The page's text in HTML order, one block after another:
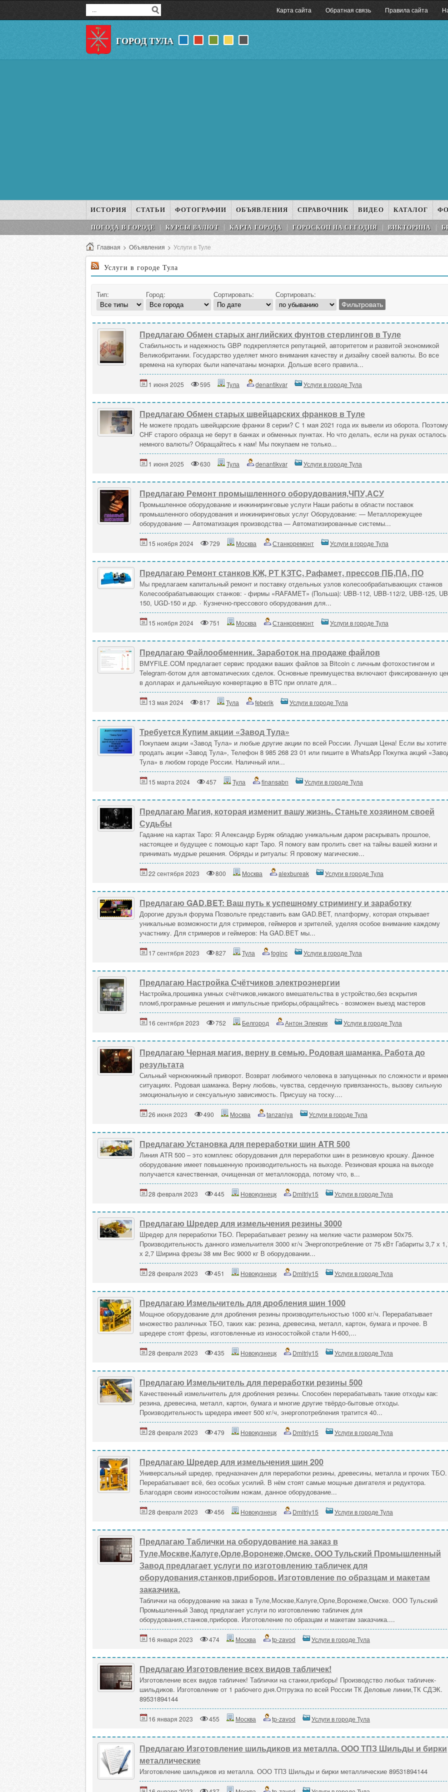
Карта сайта Обратная связь Правила сайта
ГОРОД ТУЛА
ИСТОРИЯ СТАТЬИ ФОТОГРАФИИ ОБЪЯВЛЕНИЯ СПРАВОЧНИК ВИДЕО КАТАЛОГ
ПОГОДА В ГОРОДЕ КУРСЫ ВАЛЮТ КАРТА ГОРОДА ГОРОСКОП НA СEГОДНЯ ВИКТОРИНА
Главная > Объявления > Услуги в Туле
Услуги в городе Тула
Тип: Город: Сортировать: Сортировать:
Предлагаю Обмен старых английских фунтов стерлингов в Туле
Стабильность и надежность GBP подкрепляется репутацией, авторитетом и развитой экономикой
Великобритании. Государство уделяет много внимания качеству и дизайну своей валюты. Во все
времена на купюрах были напечатаны монархи. Дольше всего правила...
1 июня 2025 595 Тула denantikvar Услуги в городе Тула
Предлагаю Обмен старых швейцарских франков в Туле
Не можете продать швейцарские франки 8 серии? С 1 мая 2021 года их вывели из оборота. Поэтому
CHF старого образца не берут в банках и обменных пунктах. Но что делать, если на руках осталось
немного валюты? Обращайтесь к нам! Мы покупаем не только...
1 июня 2025 630 Тула denantikvar Услуги в городе Тула
Предлагаю Ремонт промышленного оборудования,ЧПУ,АСУ
Промышленное оборудование и инжиниринговые услуги Наши работы в области поставок
промышленного оборудования и инжиниринговых услуг Оборудование: — Металлорежущее
оборудование — Автоматизация производства — Автоматизированные системы...
15 ноября 2024 729 Москва Станкоремонт Услуги в городе Тула
Предлагаю Ремонт станков КЖ, РТ КЗТС, Рафамет, прессов ПБ,ПА, ПО
Мы предлагаем капитальный ремонт и поставку отдельных узлов колесообрабатывающих станков
Колесообрабатывающих станков: - фирмы «RAFAMET» (Польша): UBB-112, UBB-112/2, UBB-125,
150, UGD-150 и др. · Кузнечно-прессового оборудования для...
15 ноября 2024 751 Москва Станкоремонт Услуги в городе Тула
Предлагаю Файлообменник. Заработок на продаже файлов
BMYFILE.COM предлагает сервис продажи ваших файлов за Bitcoin с личным фотохостингом и
Telegram-ботом для автоматических сделок. Основные преимущества включают фиксированную
в долларах и дальнейшую конвертацию в BTC при оплате для...
13 мая 2024 817 Тула feberik Услуги в городе Тула
Требуется Купим акции «Завод Тула»
Покупаем акции «Завод Тула» и любые другие акции по всей России. Лучшая Цена! Если вы хотите
продать акции «Завод Тула», Телефон 8 985 268 23 01 или пишите в WhatsApp Покупка акций
Тула» в любом городе России. Наличный или...
15 марта 2024 457 Тула finansabn Услуги в городе Тула
Предлагаю Магия, которая изменит вашу жизнь. Станьте хозяином своей
Судьбы
Гадание на картах Таро: Я Александр Буряк обладаю уникальным даром раскрывать прошлое,
настоящее и будущее с помощью карт Таро. Я помогу вам пролить свет на тайны вашей жизни и
принимать мудрые решения. Обряды и ритуалы: Я провожу магические...
22 сентября 2023 800 Москва alexbureak Услуги в городе Тула
Предлагаю GAD.BET: Ваш путь к успешному стримингу и заработку
Дорогие друзья форума Позвольте представить вам GAD.BET, платформу, которая открывает
уникальные возможности для стримеров, геймеров и зрителей, уделяя особое внимание каждому
участнику. Для стримеров и геймеров: На GAD.BET мы...
17 сентября 2023 827 Тула foginc Услуги в городе Тула
Предлагаю Настройка Счётчиков электроэнергии
Настройка,прошивка умных счётчиков,никакого вмешательства в устройство,без вскрытия
пломб,програмные решения и импульсные приборы,обращайтесь - возможен выезд мастеров
16 сентября 2023 752 Белгород Антон Элекрик Услуги в городе Тула
Предлагаю Черная магия, верну в семью. Родовая шаманка. Работа до
результата
Сильный чернокнижный приворот. Возврат любимого человека в запущенных по сложности и
ситуациях. Родовая шаманка. Верну любовь, чувства, сердечную привязанность, вызову сильную
эмоциональную и сексуальную зависимость. Присушу на тоску....
26 июня 2023 490 Москва tanzaniya Услуги в городе Тула
Предлагаю Установка для переработки шин ATR 500
Линия ATR 500 – это комплекс оборудования для переработки шин в резиновую крошку. Данное
оборудование имеет повышенную производительность на выходе. Резиновая крошка на выходе
получается качественная, очищенная от металлокорда, потому что, в...
28 февраля 2023 445 Новокузнецк Dmitriy15 Услуги в городе Тула
Предлагаю Шредер для измельчения резины 3000
Шредер для переработки ТБО. Перерабатывает резину на мелкие части размером 50х75.
Производительность данного измельчителя 3000 кг/ч Энергопотребление от 75 кВт Габариты 3,7 х
х 2,7 Ширина фрезы 38 мм Вес 9000 кг В оборудовании...
28 февраля 2023 451 Новокузнецк Dmitriy15 Услуги в городе Тула
Предлагаю Измельчитель для дробления шин 1000
Мощное оборудование для дробления резины производительностью 1000 кг/ч. Перерабатывает
множество различных ТБО, таких как: резина, древесина, металл, картон, бумага и прочее. В
шредере стоят фрезы, изготовленные из износостойкой стали H-600,...
28 февраля 2023 435 Новокузнецк Dmitriy15 Услуги в городе Тула
Предлагаю Измельчитель для переработки резины 500
Качественный измельчитель для дробления резины. Способен перерабатывать такие отходы как:
резина, древесина, металл, картон, бумага и многие другие твёрдо-бытовые отходы.
Производительность шредера имеет 500 кг/ч, энергопотребления тратится 40...
28 февраля 2023 479 Новокузнецк Dmitriy15 Услуги в городе Тула
Предлагаю Шредер для измельчения шин 200
Универсальный шредер, предназначен для переработки резины, древесины, металла и прочих ТБО.
Перерабатывает всё, без особых усилий. В нём стоят самые мощные двигателя и редуктора.
Благодаря своим износостойким ножам, данное оборудование...
28 февраля 2023 456 Новокузнецк Dmitriy15 Услуги в городе Тула
Предлагаю Таблички на оборудование на заказ в
Туле,Москве,Калуге,Орле,Воронеже,Омске. ООО Тульский Промышленный
Завод предлагает услуги по изготовлению табличек для
оборудования,станков,приборов. Изготовление по образцам и макетам
заказчика.
Таблички на оборудование на заказ в Туле,Москве,Калуге,Орле,Воронеже,Омске. ООО Тульский
Промышленный Завод предлагает услуги по изготовлению табличек для
оборудования,станков,приборов. Изготовление по образцам и макетам заказчика....
16 января 2023 474 Москва tp-zavod Услуги в городе Тула
Предлагаю Изготовление всех видов табличек!
Изготовление всех видов табличек! Таблички на станки,приборы! Производство любых табличек-
шильдиков. Изготовление от 1 рабочего дня.Отгрузка по всей России ТК Деловые линии,ТК СДЭК.
89531894144
16 января 2023 455 Москва tp-zavod Услуги в городе Тула
Предлагаю Изготовление шильдиков из металла. ООО ТПЗ Шильды и бирки
металлические
Изготовление шильдиков из металла. ООО ТПЗ Шильды и бирки металлические 89531894144